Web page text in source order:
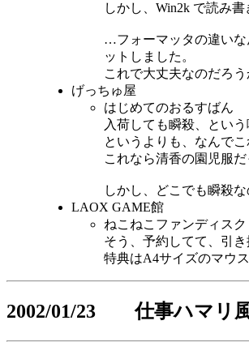
しかし、Win2k で読み
…フォーマッタの違いな
ットしました。
これで大丈夫なのだろう
げっちゅ屋
はじめてのおるす
入荷しても瞬殺、とい
というよりも、なんで
これなら清香の園児服だ
しかし、どこでも瞬殺
LAOX GAME館
ねこねこファンデ
そう、予約してて、引
特典はA4サイズのマウ
2002/01/23 仕事ハマリ風